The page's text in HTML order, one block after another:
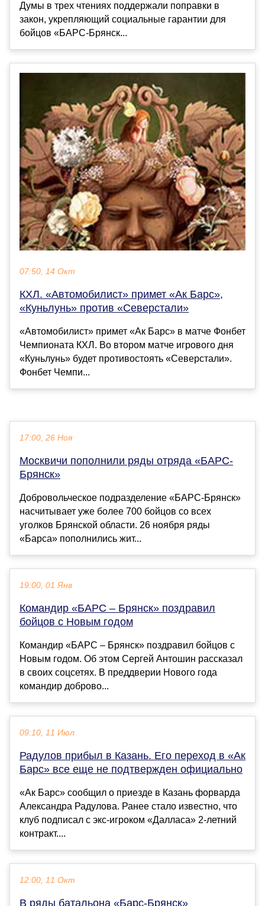
Думы в трех чтениях поддержали поправки в
закон, укрепляющий социальные гарантии для
бойцов «БАРС-Брянск...
07:50, 14 Окт
КХЛ. «Автомобилист» примет «Ак Барс»,
«Куньлунь» против «Северстали»
«Автомобилист» примет «Ак Барс» в матче Фонбет
Чемпионата КХЛ. Во втором матче игрового дня
«Куньлунь» будет противостоять «Северстали».
Фонбет Чемпи...
17:00, 26 Ноя
Москвичи пополнили ряды отряда «БАРС-
Брянск»
Добровольческое подразделение «БАРС-Брянск»
насчитывает уже более 700 бойцов со всех
уголков Брянской области. 26 ноября ряды
«Барса» пополнились жит...
19:00, 01 Янв
Командир «БАРС – Брянск» поздравил
бойцов с Новым годом
Командир «БАРС – Брянск» поздравил бойцов с
Новым годом. Об этом Сергей Антошин рассказал
в своих соцсетях. В преддверии Нового года
командир доброво...
09:10, 11 Июл
Радулов прибыл в Казань. Его переход в «Ак
Барс» все еще не подтвержден официально
«Ак Барс» сообщил о приезде в Казань форварда
Александра Радулова. Ранее стало известно, что
клуб подписал с экс-игроком «Далласа» 2-летний
контракт....
12:00, 11 Окт
В ряды батальона «Барс-Брянск»